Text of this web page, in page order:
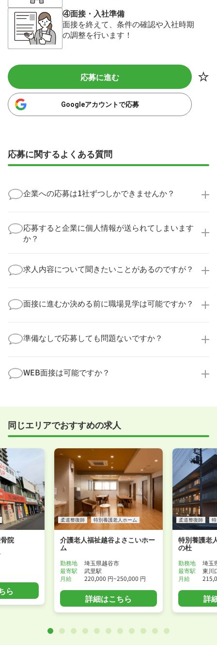
④面接・入社準備
面接を終えて、条件の確認や入社時期
の調整を行います！
応募に進む
Googleアカウントで応募
応募に関するよくある質問
企業への応募は1社ずつしかできませんか？
実際に医療キャリアナビを利用して転職に成功した方
の多くは、複数応募して自分に合った職場を選ばれて
います。
応募すると企業に個人情報が送られてしまいます
か？
業様に個人情報が送られることはありません！
より詳細な求人情報をご確認いただいた上で、転職希
求人内容について聞きたいことがあるのですが？
してお答えいたします。
勤務体制や職場の雰囲気、研修制度など、どんな小さ
す！
面接に進むか決める前に職場見学は可能ですか？
積極的に受け入れています。実際の職場環境や働く人
の様子を見ることで、より安心してご判断いただけま
ださい！
準備なしで応募しても問題ないですか？
まで、一からサポートいたします。「転職を考え始め
たばかり」「何から始めればいいか分からない」とい
WEB面接は可能ですか？
すめしていますが、企業様によってはWEB面接を導入
事前に確認することは可能ですので、お気軽にお申し
付けください！
同じエリアでおすすめの求人
院
ら
柔道整復師 特別養護老人ホーム
介護老人福祉越谷よさこいホー
ム
勤務地
埼玉県越谷市
最寄駅
武里駅
月給
220,000 円~250,000 円
詳細はこちら
柔道整復師
特別養護老
の杜
勤務地
埼玉
最寄駅
東川
月給
詳